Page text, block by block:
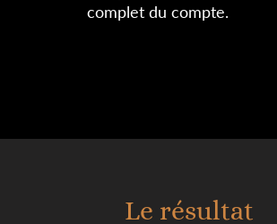
complet du compte.
Le résultat